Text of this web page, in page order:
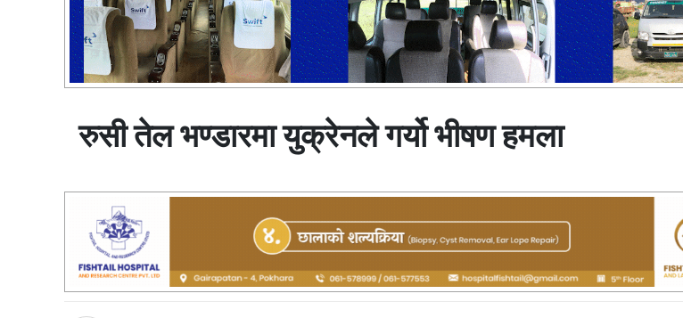
रुसी तेल भण्डारमा युक्रेनले गर्यो भीषण हमला